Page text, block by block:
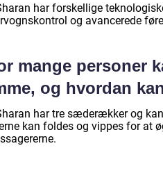
har forskellige
og avancerede
mange personer
og hvordan
har tre sæderækker og
kan foldes og vippes for at